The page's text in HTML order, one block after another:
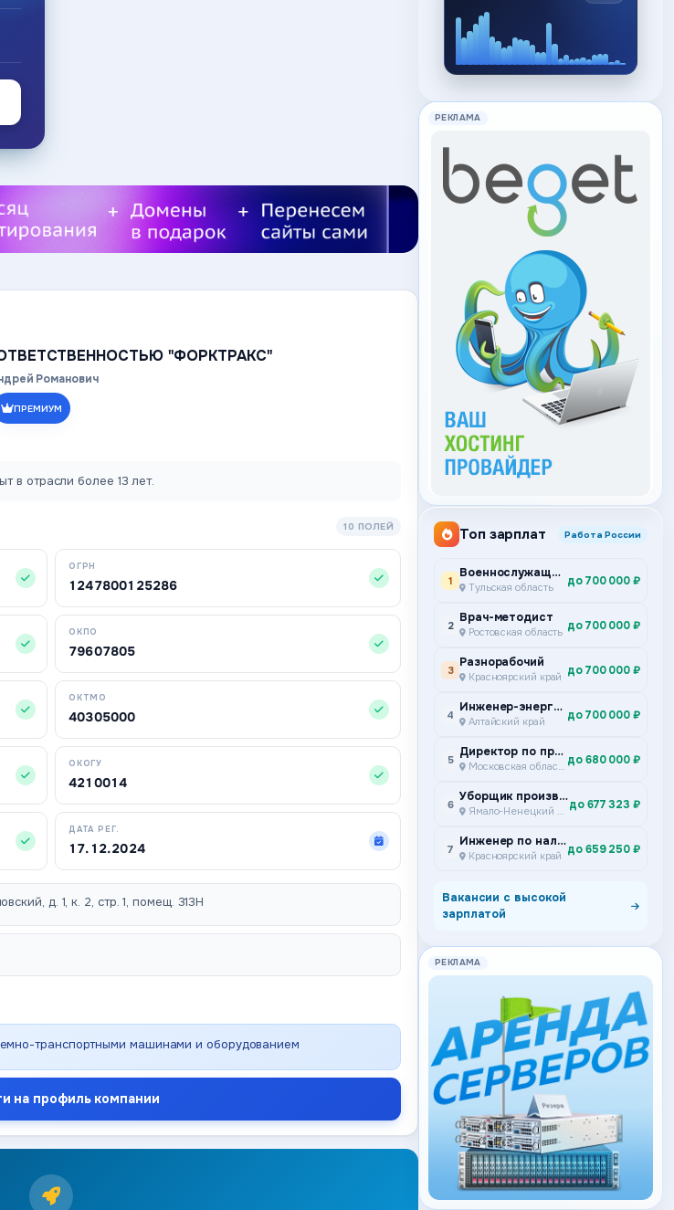
"ФОРКТРАКС"
Романович
ПРЕМИУМ
в отрасли более 13 лет.
10 ПОЛЕЙ
ОГРН
1247800125286
ОКПО
79607805
ОКТМО
40305000
ОКОГУ
4210014
ДАТА РЕГ.
17.12.2024
д. 1, к. 2, стр. 1, помещ. 313Н
транспортными машинами и оборудованием
на профиль компании
РЕКЛАМА
Топ зарплат Работа России
1
Военнослужащий по контракту
Тульская область до 700 000 ₽
2
Врач-методист
Ростовская область до 700 000 ₽
3
Разнорабочий
Красноярский край до 700 000 ₽
4
Инженер-энергетик
Алтайский край до 700 000 ₽
5
Директор по производству
Московская область до 680 000 ₽
6
Уборщик производственных и служебных помещений
Ямало-Ненецкий автономный округ до 677 323 ₽
7
Инженер по наладке и испытаниям Подземный участок ремонта и сервисного обслуживания самоходного дизельного оборудования Специализированное предприятие горной техники
Красноярский край до 659 250 ₽
Вакансии с высокой
зарплатой
РЕКЛАМА